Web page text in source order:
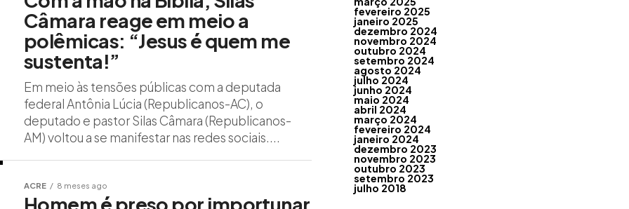
Câmara reage em meio a
polêmicas: “Jesus é quem me
sustenta!”
Em meio às tensões públicas com a deputada
federal Antônia Lúcia (Republicanos-AC), o
deputado e pastor Silas Câmara (Republicanos-
AM) voltou a se manifestar nas redes sociais....
ACRE 8 meses ago
Homem é preso por importunar
fevereiro 2025
janeiro 2025
dezembro 2024
novembro 2024
outubro 2024
setembro 2024
agosto 2024
julho 2024
junho 2024
maio 2024
abril 2024
março 2024
fevereiro 2024
janeiro 2024
dezembro 2023
novembro 2023
outubro 2023
setembro 2023
julho 2018